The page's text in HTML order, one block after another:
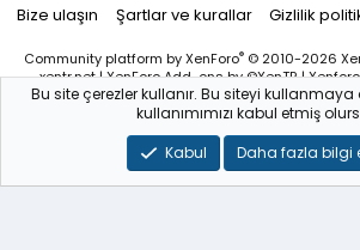
Bize ulaşın
Şartlar ve kurallar Gizlilik
Community platform by XenForo® © 2010-2026
xentr.net |XenForo Add-onsby ©XenTR|
Sitemiz bünyesindeki içerikleri izinsiz
kanun ve yönetmeliklerine göre yasal işlem
alandan yazılı olarak beyan
WebmasterForum.NET – Tüm Hakları
Bu site çerezler kullanır. Bu siteyi
kullanımımızı kabul etmiş
Kabul
Daha fazla bilgi